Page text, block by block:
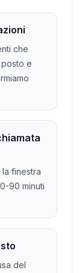
che
e
finestra
90 minuti
del